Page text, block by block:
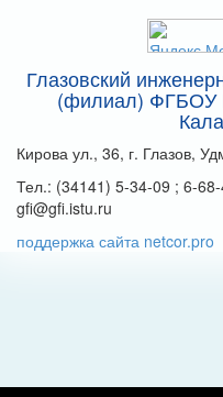
Глазовский
(филиал) ФГБОУ
Кирова ул., 36, г. Глазов,
Тел.: (34141) 5-34-09 ; 6-
gfi@gfi.istu.ru
поддержка сайта netcor.pro